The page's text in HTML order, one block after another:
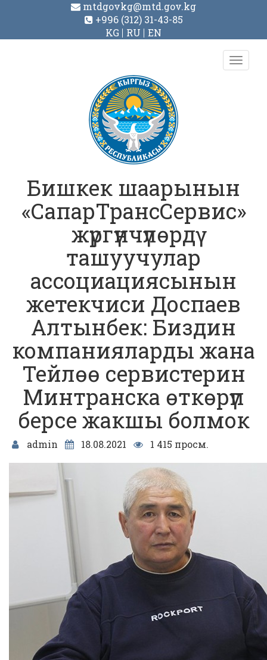
mtdgovkg@mtd.gov.kg
+996 (312) 31-43-85
KG
RU EN
Toggle
Бишкек шаарынын
«СапарТрансСервис»
жүргүнчүлөрдү
ташуучулар
ассоциациясынын
жетекчиси Доспаев
Алтынбек: Биздин
компанияларды жана
Тейлөө сервистерин
Минтранска өткөрүп
берсе жакшы болмок
admin 18.08.2021 1 415 просм.